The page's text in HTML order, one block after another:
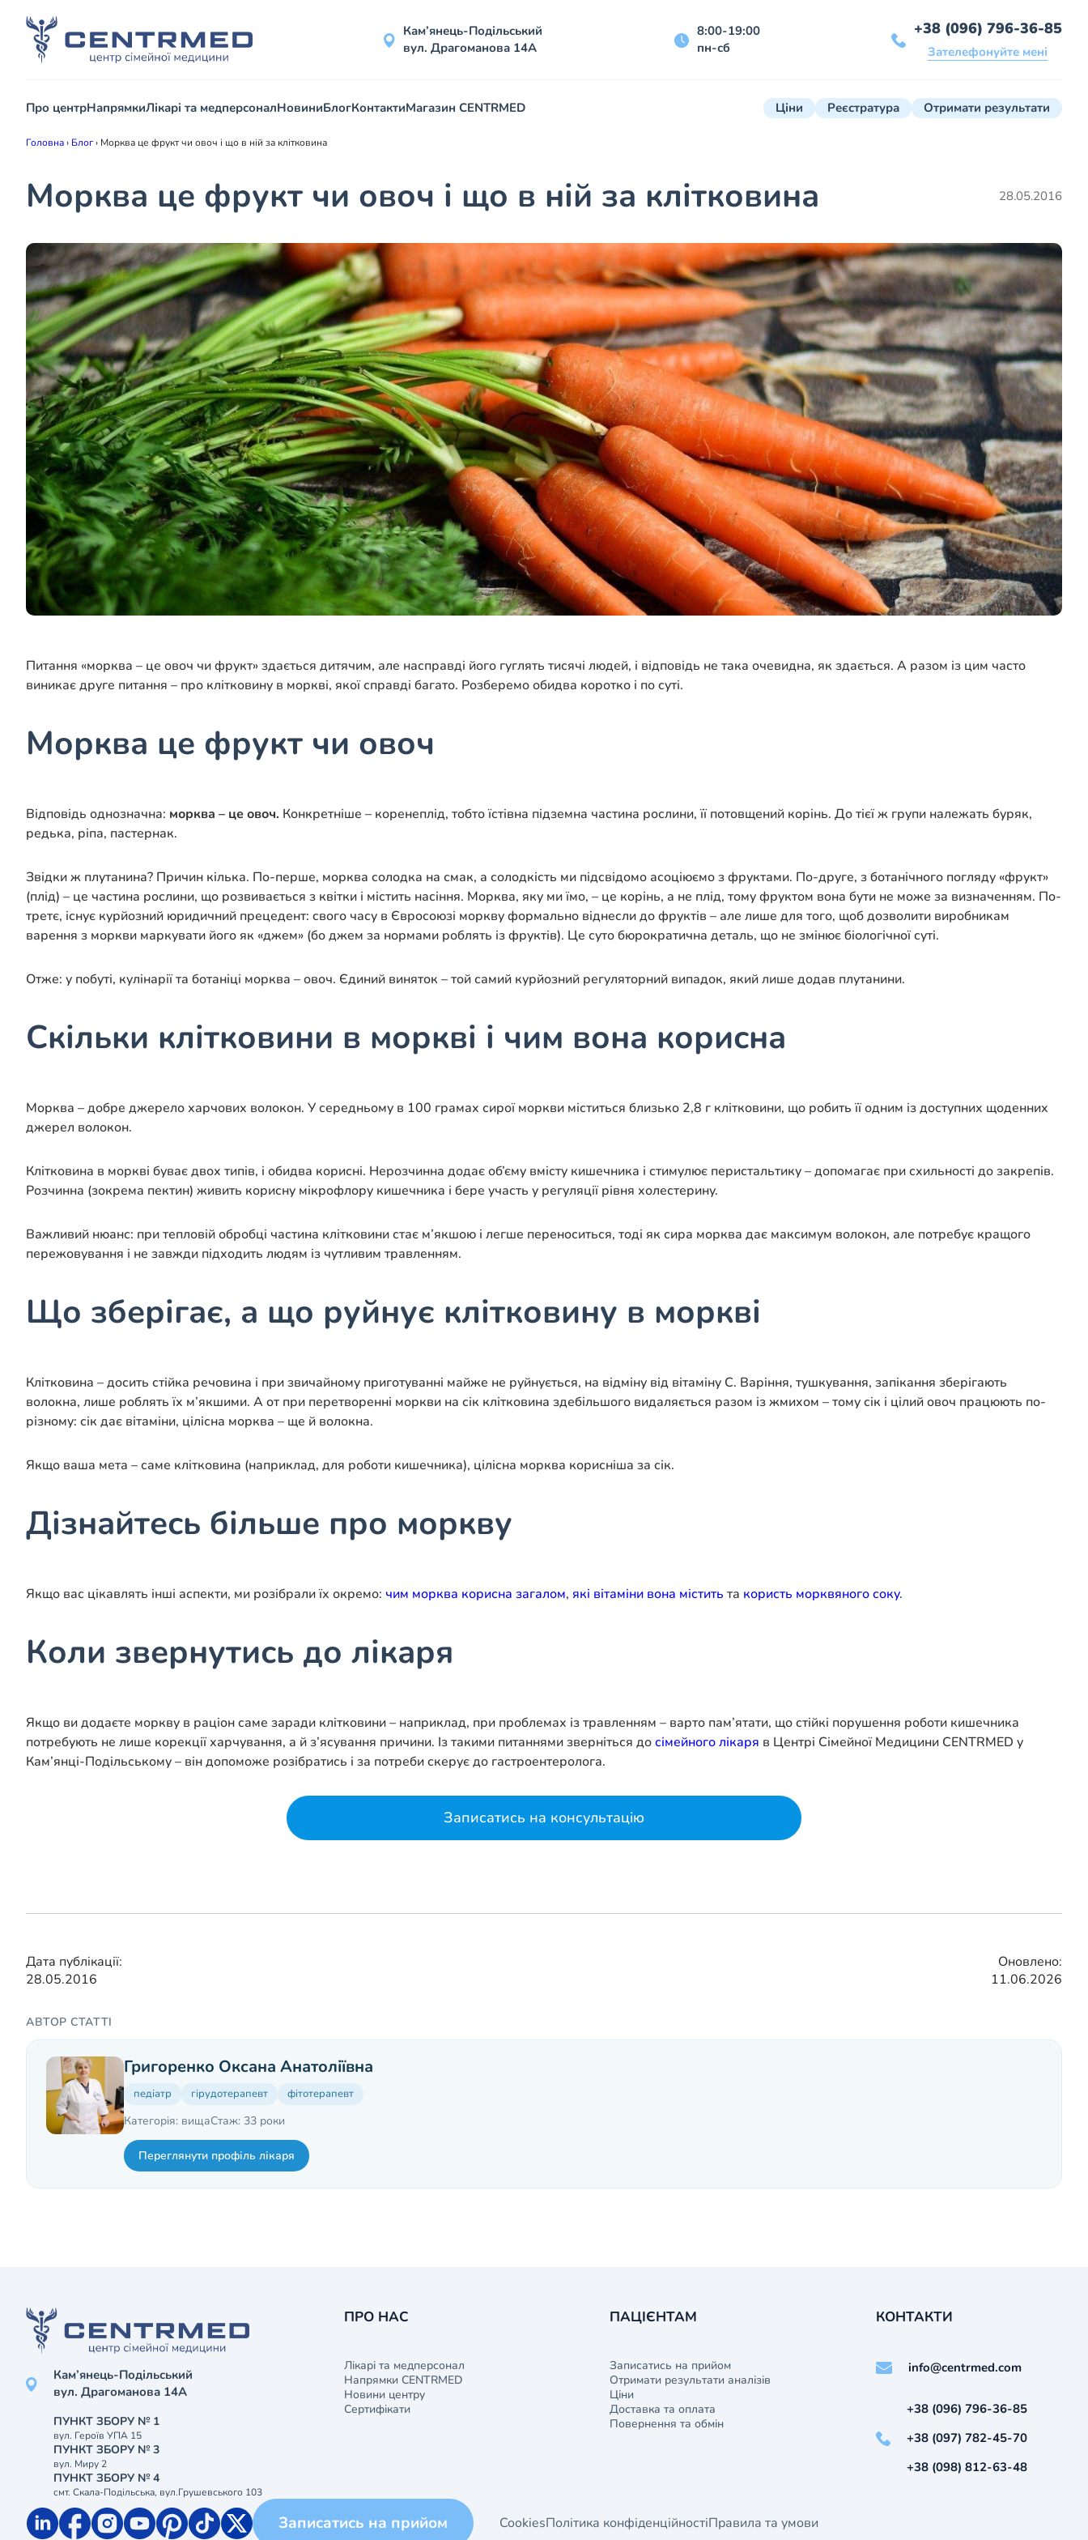
Кам’янець-Подільський
вул. Драгоманова 14А
8:00-19:00
пн-сб
+38 (096) 796-36-85
Зателефонуйте мені
Про центрНапрямкиЛікарі та медперсоналНовиниБлогКонтактиМагазин CENTRMED Ціни Реєстратура Отримати результати
Головна› Блог› Морква це фрукт чи овоч і що в ній за клітковина
Морква це фрукт чи овоч і що в ній за клітковина 28.05.2016
Питання «морква – це овоч чи фрукт» здається дитячим, але насправді його гуглять тисячі людей, і відповідь не така очевидна, як здається. А разом із цим часто
виникає друге питання – про клітковину в моркві, якої справді багато. Розберемо обидва коротко і по суті.
Морква це фрукт чи овоч
Відповідь однозначна: морква – це овоч. Конкретніше – коренеплід, тобто їстівна підземна частина рослини, її потовщений корінь. До тієї ж групи належать буряк,
редька, ріпа, пастернак.
Звідки ж плутанина? Причин кілька. По-перше, морква солодка на смак, а солодкість ми підсвідомо асоціюємо з фруктами. По-друге, з ботанічного погляду «фрукт»
(плід) – це частина рослини, що розвивається з квітки і містить насіння. Морква, яку ми їмо, – це корінь, а не плід, тому фруктом вона бути не може за визначенням. По-
третє, існує курйозний юридичний прецедент: свого часу в Євросоюзі моркву формально віднесли до фруктів – але лише для того, щоб дозволити виробникам
варення з моркви маркувати його як «джем» (бо джем за нормами роблять із фруктів). Це суто бюрократична деталь, що не змінює біологічної суті.
Отже: у побуті, кулінарії та ботаніці морква – овоч. Єдиний виняток – той самий курйозний регуляторний випадок, який лише додав плутанини.
Скільки клітковини в моркві і чим вона корисна
Морква – добре джерело харчових волокон. У середньому в 100 грамах сирої моркви міститься близько 2,8 г клітковини, що робить її одним із доступних щоденних
джерел волокон.
Клітковина в моркві буває двох типів, і обидва корисні. Нерозчинна додає об’єму вмісту кишечника і стимулює перистальтику – допомагає при схильності до закрепів.
Розчинна (зокрема пектин) живить корисну мікрофлору кишечника і бере участь у регуляції рівня холестерину.
Важливий нюанс: при тепловій обробці частина клітковини стає м’якшою і легше переноситься, тоді як сира морква дає максимум волокон, але потребує кращого
пережовування і не завжди підходить людям із чутливим травленням.
Що зберігає, а що руйнує клітковину в моркві
Клітковина – досить стійка речовина і при звичайному приготуванні майже не руйнується, на відміну від вітаміну С. Варіння, тушкування, запікання зберігають
волокна, лише роблять їх м’якшими. А от при перетворенні моркви на сік клітковина здебільшого видаляється разом із жмихом – тому сік і цілий овоч працюють по-
різному: сік дає вітаміни, цілісна морква – ще й волокна.
Якщо ваша мета – саме клітковина (наприклад, для роботи кишечника), цілісна морква корисніша за сік.
Дізнайтесь більше про моркву
Якщо вас цікавлять інші аспекти, ми розібрали їх окремо: чим морква корисна загалом, які вітаміни вона містить та користь морквяного соку.
Коли звернутись до лікаря
Якщо ви додаєте моркву в раціон саме заради клітковини – наприклад, при проблемах із травленням – варто пам’ятати, що стійкі порушення роботи кишечника
потребують не лише корекції харчування, а й з’ясування причини. Із такими питаннями зверніться досімейного лікаря в Центрі Сімейної Медицини CENTRMED у
Кам’янці-Подільському – він допоможе розібратись і за потреби скерує до гастроентеролога.
Записатись на консультацію
Дата публікації:
28.05.2016
Оновлено:
11.06.2026
АВТОР СТАТТІ
Григоренко Оксана Анатоліївна
педіатр гірудотерапевт фітотерапевт
Категорія: вищаСтаж: 33 роки
Переглянути профіль лікаря
Кам’янець-Подільський
вул. Драгоманова 14А
ПУНКТ ЗБОРУ № 1
вул. Героїв УПА 15
ПУНКТ ЗБОРУ № 3
вул. Миру 2
ПУНКТ ЗБОРУ № 4
смт. Скала-Подільська, вул.Грушевського 103
ПРО НАС
Лікарі та медперсонал
Напрямки CENTRMED
Новини центру
Сертифікати
ПАЦІЄНТАМ
Записатись на прийом
Отримати результати аналізів
Ціни
Доставка та оплата
Повернення та обмін
КОНТАКТИ
info@centrmed.com
+38 (096) 796-36-85
+38 (097) 782-45-70
+38 (098) 812-63-48
Записатись на прийом CookiesПолітика конфіденційностіПравила та умови